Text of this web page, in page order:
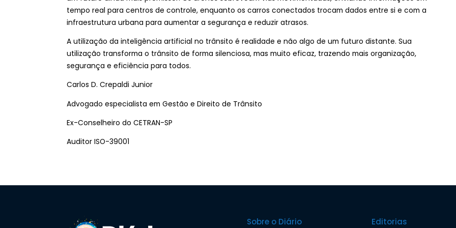
tempo real para centros de controle, enquanto os carros conectados trocam dados entre si e com a
infraestrutura urbana para aumentar a segurança e reduzir atrasos.
A utilização da inteligência artificial no trânsito é realidade e não algo de um futuro distante. Sua
utilização transforma o trânsito de forma silenciosa, mas muito eficaz, trazendo mais organização,
segurança e eficiência para todos.
Carlos D. Crepaldi Junior
Advogado especialista em Gestão e Direito de Trânsito
Ex-Conselheiro do CETRAN-SP
Auditor ISO-39001
Sobre o Diário Editorias